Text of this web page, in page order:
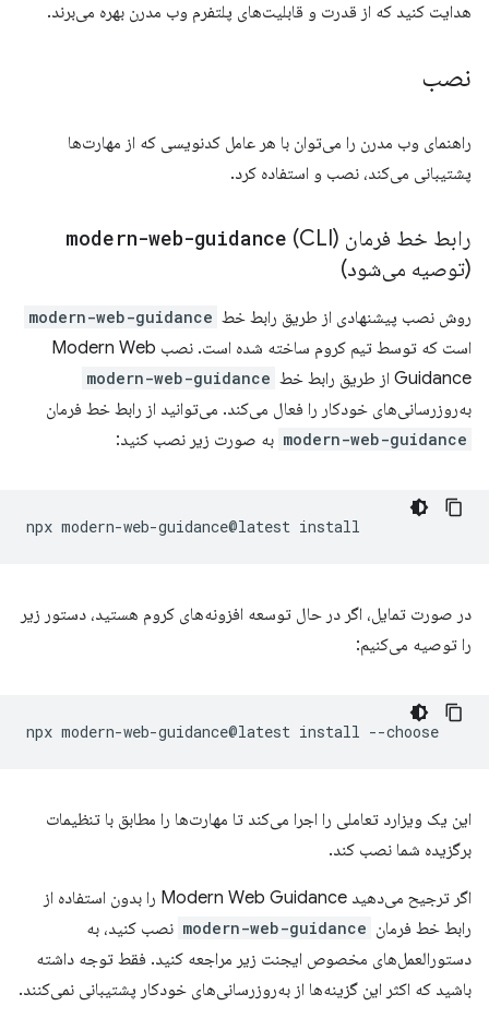
هدایت کنید که از قدرت و قابلیت‌های پلتفرم وب مدرن بهره می‌برند.
نصب
راهنمای وب مدرن را می‌توان با هر عامل کدنویسی که از مهارت‌ها
پشتیبانی می‌کند، نصب و استفاده کرد.
رابط خط فرمان (CLI) modern-web-guidance
(توصیه می‌شود)
روش نصب پیشنهادی از طریق رابط خط modern-web-guidance
است که توسط تیم کروم ساخته شده است. نصب Modern Web
Guidance از طریق رابط خط
modern-web-guidance
به‌روزرسانی‌های خودکار را فعال می‌کند. می‌توانید از رابط خط فرمان
modern-web-guidance به صورت زیر نصب کنید:
npx modern-web-guidance@latest
در صورت تمایل، اگر در حال توسعه افزونه‌های کروم هستید، دستور زیر
را توصیه می‌کنیم:
npx modern-web-guidance@latest install
این یک ویزارد تعاملی را اجرا می‌کند تا مهارت‌ها را مطابق با تنظیمات
برگزیده شما نصب کند.
اگر ترجیح می‌دهید Modern Web Guidance را بدون استفاده از
رابط خط فرمان modern-web-guidance نصب کنید، به
دستورالعمل‌های مخصوص ایجنت زیر مراجعه کنید. فقط توجه داشته
باشید که اکثر این گزینه‌ها از به‌روزرسانی‌های خودکار پشتیبانی نمی‌کنند.